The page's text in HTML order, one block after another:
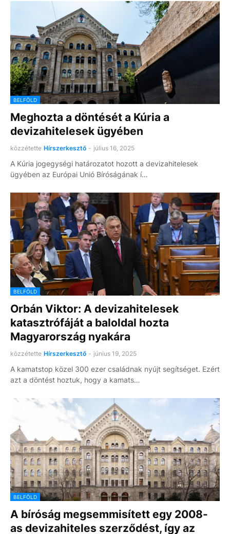
BELFÖLD
Meghozta a döntését a Kúria a
devizahitelesek ügyében
közzétette Hírszerkesztő - július 16, 2025
A Kúria jogegységi határozatot hozott a devizahitelesek
ügyében az Európai Unió Bíróságának í…
BELFÖLD
Orbán Viktor: A devizahitelesek
katasztrófáját a baloldal hozta
Magyarország nyakára
közzétette Hírszerkesztő - június 19, 2025
A kamatstop közel 300 ezer családnak nyújt segítséget. Ezért
azt a döntést hoztuk, hogy a kamats…
BELFÖLD
A bíróság megsemmisített egy 2008-
as devizahiteles szerződést, így az